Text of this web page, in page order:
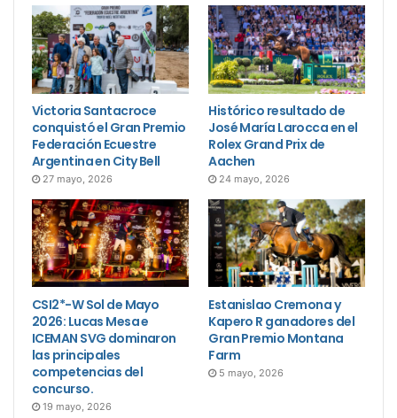
Victoria Santacroce
conquistó el Gran Premio
Federación Ecuestre
Argentina en City Bell
27 mayo, 2026
Histórico resultado de
José María Larocca en el
Rolex Grand Prix de
Aachen
24 mayo, 2026
CSI2*-W Sol de Mayo
2026: Lucas Mesa e
ICEMAN SVG dominaron
las principales
competencias del
concurso.
19 mayo, 2026
Estanislao Cremona y
Kapero R ganadores del
Gran Premio Montana
Farm
5 mayo, 2026